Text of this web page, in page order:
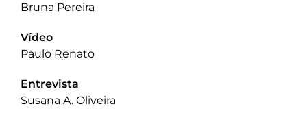
Bruna Pereira
Vídeo
Paulo Renato
Entrevista
Susana A. Oliveira